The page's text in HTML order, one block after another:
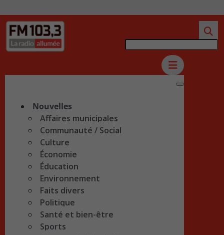
Nouvelles
Affaires municipales
Communauté / Social
Culture
Économie
Éducation
Environnement
Faits divers
Politique
Santé et bien-être
Sports